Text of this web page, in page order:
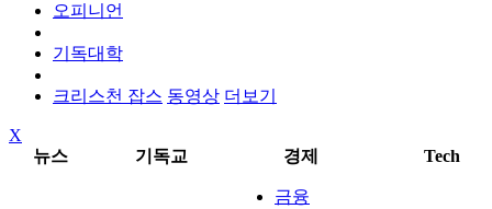
오피니언
기독대학
크리스천 잡스 동영상 더보기
X
뉴스
기독교 경제 Tech
금융